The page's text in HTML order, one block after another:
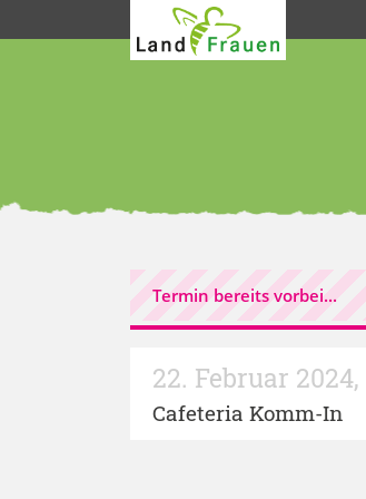
Termin bereits vorbei...
22. Februar 2024,
Cafeteria Komm-In